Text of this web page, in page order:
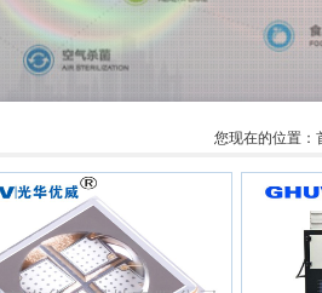
您现在的位置：